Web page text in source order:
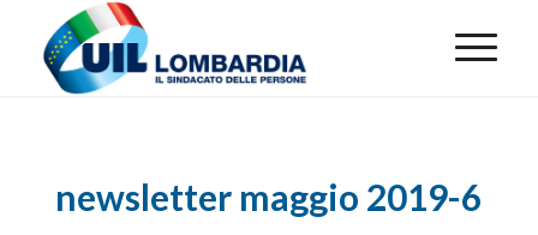
newsletter maggio 2019-6